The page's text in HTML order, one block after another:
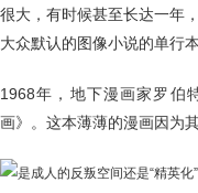
很大，有时候甚至长达一年
大众默认的图像小说的单行
1968年，地下漫画家罗伯
画》。这本薄薄的漫画因为